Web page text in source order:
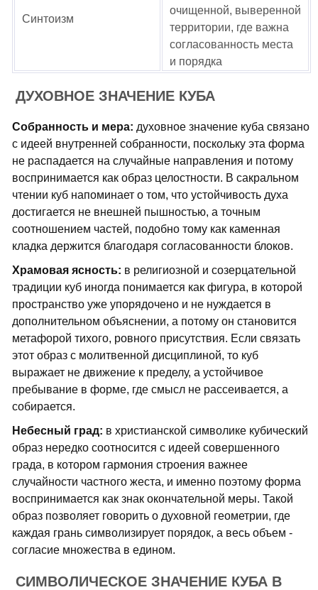
Синтоизм
очищенной, выверенной
территории, где важна
согласованность места
и порядка
ДУХОВНОЕ ЗНАЧЕНИЕ КУБА
Собранность и мера: духовное значение куба связано
с идеей внутренней собранности, поскольку эта форма
не распадается на случайные направления и потому
воспринимается как образ целостности. В сакральном
чтении куб напоминает о том, что устойчивость духа
достигается не внешней пышностью, а точным
соотношением частей, подобно тому как каменная
кладка держится благодаря согласованности блоков.
Храмовая ясность: в религиозной и созерцательной
традиции куб иногда понимается как фигура, в которой
пространство уже упорядочено и не нуждается в
дополнительном объяснении, а потому он становится
метафорой тихого, ровного присутствия. Если связать
этот образ с молитвенной дисциплиной, то куб
выражает не движение к пределу, а устойчивое
пребывание в форме, где смысл не рассеивается, а
собирается.
Небесный град: в христианской символике кубический
образ нередко соотносится с идеей совершенного
града, в котором гармония строения важнее
случайности частного жеста, и именно поэтому форма
воспринимается как знак окончательной меры. Такой
образ позволяет говорить о духовной геометрии, где
каждая грань символизирует порядок, а весь объем -
согласие множества в едином.
СИМВОЛИЧЕСКОЕ ЗНАЧЕНИЕ КУБА В